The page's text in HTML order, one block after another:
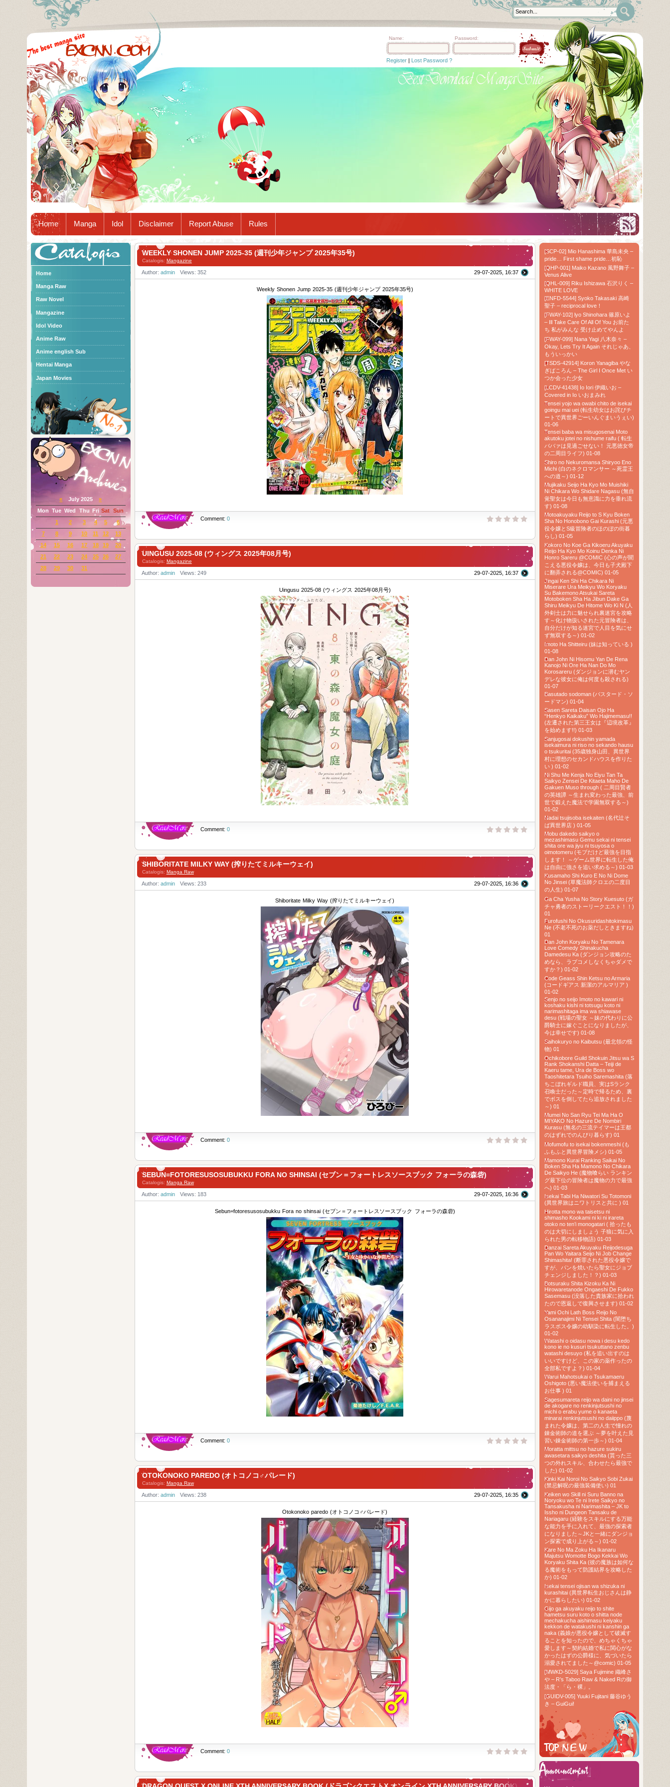
Excnn.com - Manga raw download...
Name: Password:
Register | Lost Password ?
Home Manga Idol Disclaimer Report Abuse Rules
WEEKLY SHONEN JUMP 2025-35 (週刊少年ジャンプ 2025年35号)
Catalogis: Mangazine
29-07-2025, 16:37
Author: admin Views: 352
Weekly Shonen Jump 2025-35 (週刊少年ジャンプ 2025年35号)
Comment: 0
UINGUSU 2025-08 (ウィングス 2025年08月号)
Catalogis: Mangazine
29-07-2025, 16:37
Author: admin Views: 249
Uingusu 2025-08 (ウィングス 2025年08月号)
Comment: 0
SHIBORITATE MILKY WAY (搾りたてミルキーウェイ)
Catalogis: Manga Raw
29-07-2025, 16:36
Author: admin Views: 233
Shiboritate Milky Way (搾りたてミルキーウェイ)
Comment: 0
SEBUN=FOTORESUSOSUBUKKU FORA NO SHINSAI (セブン＝フォートレスソースブック フォーラの森砦)
Catalogis: Manga Raw
29-07-2025, 16:36
Author: admin Views: 183
Sebun=fotoresusosubukku Fora no shinsai (セブン＝フォートレスソースブック フォーラの森砦)
Comment: 0
OTOKONOKO PAREDO (オトコノコ♂パレード)
Catalogis: Manga Raw
29-07-2025, 16:35
Author: admin Views: 238
Otokonoko paredo (オトコノコ♂パレード)
Comment: 0
[SCP-02] Mio Hanashima 華島未央 –
pride… First shame pride…初恥
[QHP-001] Maiko Kazano 風野舞子 –
Venus Alive
[QHL-009] Riku Ishizawa 石沢りく –
WHITE LOVE
[ENFD-5544] Syoko Takasaki 高崎
聖子 – reciprocal love！
[FWAY-102] lyo Shinohara 篠原いよ
– Ill Take Care Of All Of You お前た
ち 私がみんな 受け止めてやんよ
[FWAY-099] Nana Yagi 八木奈々 –
Okay, Lets Try It Again それじゃあ、
もういっかい
[TSDS-42914] Koron Yanagiba やな
ぎばころん – The Girl I Once Met い
つか会った少女
[LCDV-41438] Io Iori 伊織いお –
Covered in Io いおまみれ
Tensei yojo wa owabi chito de isekai
goingu mai uei (転生幼女はお詫びチ
ートで異世界ごーいんぐまいうぇい)
01-06
Tensei baba wa misugosenai Moto
akutoku jotei no nishume raifu ( 転生
ババァは見過ごせない！ 元悪徳女帝
の二周目ライフ) 01-08
Shiro no Nekuromansa Shiryoo Eno
Michi (白のネクロマンサー ～死霊王
への道～) 01-12
Mujikaku Seijo Ha Kyo Mo Muishiki
Ni Chikara Wo Shidare Nagasu (無自
覚聖女は今日も無意識に力を垂れ流
す) 01-08
Motoakuyaku Reijo to S Kyu Boken
Sha No Honobono Gai Kurashi (元悪
役令嬢とS級冒険者のほのぼの街暮
らし) 01-05
Kokoro No Koe Ga Kikoeru Akuyaku
Reijo Ha Kyo Mo Koinu Denka Ni
Honro Sareru @COMIC (心の声が聞
こえる悪役令嬢は、今日も子犬殿下
に翻弄される@COMIC) 01-05
Jingai Ken Shi Ha Chikara Ni
Miserare Ura Meikyu Wo Koryaku
Su Bakemono Atsukai Sareta
Motoboken Sha Ha Jibun Dake Ga
Shiru Meikyu De Hitome Wo Ki N (人
外剣士は力に魅せられ裏迷宮を攻略
す～化け物扱いされた元冒険者は、
自分だけが知る迷宮で人目を気にせ
ず無双する～) 01-02
Imoto Ha Shitteiru (妹は知っている )
01-08
Dan John Ni Hisomu Yan De Rena
Kanojo Ni Ore Ha Nan Do Mo
Korosareru (ダンジョンに潜むヤン
デレな彼女に俺は何度も殺される)
01-07
Basutado sodoman (バスタード・ソ
ードマン) 01-04
Sasen Sareta Daisan Ojo Ha
“Henkyo Kaikaku” Wo Hajimemasu!!
(左遷された第三王女は『辺境改革』
を始めます!!) 01-03
Sanjugosai dokushin yamada
isekaimura ni riso no sekando hausu
o tsukuritai (35歳独身山田、異世界
村に理想のセカンドハウスを作りた
い ) 01-02
Ni Shu Me Kenja No Eiyu Tan Ta
Saikyo Zensei De Kitaeta Maho De
Gakuen Muso through ( 二周目賢者
の英雄譚 ～生まれ変わった最強、前
世で鍛えた魔法で学園無双する～)
01-02
Nadai tsujisoba isekaiten (名代辻そ
ば異世界店 ) 01-05
Mobu dakedo saikyo o
mezashimasu Gemu sekai ni tensei
shita ore wa jiyu ni tsuyosa o
oimotomeru (モブだけど最強を目指
します！ ～ゲーム世界に転生した俺
は自由に強さを追い求める～) 01-03
Kusamaho Shi Kuro E No Ni Dome
No Jinsei (草魔法師クロエの二度目
の人生) 01-07
Ga Cha Yusha No Story Kuesuto (ガ
チャ勇者のストーリークエスト！！)
01
Furofushi No Okusuridashitokimasu
Ne (不老不死のお薬だしときますね)
01
Dan John Koryaku No Tamenara
Love Comedy Shinakucha
Damedesu Ka (ダンジョン攻略のた
めなら、ラブコメしなくちゃダメで
すか？) 01-02
Code Geass Shin Ketsu no Armaria
(コードギアス 新潔のアルマリア )
01-02
Senjo no seijo Imoto no kawari ni
koshaku kishi ni totsugu koto ni
narimashitaga ima wa shiawase
desu (戦場の聖女 ～妹の代わりに公
爵騎士に嫁ぐことになりましたが、
今は幸せです) 01-08
Saihokuryo no Kaibutsu (最北領の怪
物) 01
Ochikobore Guild Shokuin Jitsu wa S
Rank Shokanshi Datta – Teiji de
Kaeru tame, Ura de Boss wo
Taoshitetara Tsuiho Saremashita (落
ちこぼれギルド職員、実はSランク
召喚士だった～定時で帰るため、裏
でボスを倒してたら追放されました
～) 01
Mumei No San Ryu Tei Ma Ha O
MIYAKO No Hazure De Nombiri
Kurasu (無名の三流テイマーは王都
のはずれでのんびり暮らす) 01
Mofumofu to isekai bokenmeshi (も
ふもふと異世界冒険メシ) 01-05
Mamono Kurai Ranking Saikai No
Boken Sha Ha Mamono No Chikara
De Saikyo He (魔物喰らい ランキン
グ最下位の冒険者は魔物の力で最強
へ) 01-03
Isekai Tabi Ha Niwatori Su Totomoni
(異世界旅はニワトリスと共に ) 01
Hirotta mono wa taisetsu ni
shimasho Kookami ni ki ni irareta
otoko no ten’i monogatari ( 拾ったも
のは大切にしましょう 子狼に気に入
られた男の転移物語) 01-03
Danzai Sareta Akuyaku Reijodesuga
Pan Wo Yaitara Seijo Ni Job Change
Shimashita! (断罪された悪役令嬢で
すが、パンを焼いたら聖女にジョブ
チェンジしました！？) 01-03
Botsuraku Shita Kizoku Ka Ni
Hirowaretanode Ongaeshi De Fukko
Sasemasu (没落した貴族家に拾われ
たので恩返しで復興させます) 01-02
Yami Ochi Lath Boss Reijo No
Osananajimi Ni Tensei Shita (闇堕ち
ラスボス令嬢の幼馴染に転生した。)
01-02
Watashi o oidasu nowa i desu kedo
kono ie no kusuri tsukuttano zenbu
watashi desuyo (私を追い出すのは
いいですけど、この家の薬作ったの
全部私ですよ？) 01-04
Warui Mahotsukai o Tsukamaeru
Oshigoto (悪い魔法使いを捕まえる
お仕事 ) 01
Sagesumareta reijo wa daini no jinsei
de akogare no renkinjutsushi no
michi o erabu yume o kanaeta
minarai renkinjutsushi no daiippo (蔑
まれた令嬢は、第二の人生で憧れの
錬金術師の道を選ぶ ～夢を叶えた見
習い錬金術師の第一歩～) 01-04
Moratta mittsu no hazure sukiru
awasetara saikyo deshita (貰った三
つの外れスキル、合わせたら最強で
した) 01-02
Kinki Kai Noroi No Saikyo Sobi Zukai
(禁忌解呪の最強装備使い) 01
Keiken wo Skill ni Suru Banno na
Noryoku wo Te ni Irete Saikyo no
Tansakusha ni Narimashita – JK to
Issho ni Dungeon Tansaku de
Nariagaru (経験をスキルにする万能
な能力を手に入れて、最強の探索者
になりました～JKと一緒にダンジョ
ン探索で成り上がる～) 01-02
Kare No Ma Zoku Ha Ikanaru
Majutsu Womotte Bogo Kekkai Wo
Koryaku Shita Ka (彼の魔族は如何な
る魔術をもって防護結界を攻略した
か) 01-02
Isekai tensei ojisan wa shizuka ni
kurashitai (異世界転生おじさんは静
かに暮らしたい) 01-02
Gijo ga akuyaku reijo to shite
hametsu suru koto o shitta node
mechakucha aishimasu keiyaku
kekkon de watakushi ni kanshin ga
naka (義娘が悪役令嬢として破滅す
ることを知ったので、めちゃくちゃ
愛します～契約結婚で私に関心がな
かったはずの公爵様に、気づいたら
溺愛されてました～@comic) 01-05
[MWKD-5029] Saya Fujimine 織峰さ
や – R’s Taboo Raw & Naked Rの御
法度・「ら・裸」。
[GUIDV-005] Yuuki Fujitani 藤谷ゆう
き – GuiGui!
Catalogis
Home
Manga Raw
Raw Novel
Mangazine
Idol Video
Anime Raw
Anime english Sub
Hentai Manga
Japan Movies
« July 2025»
Mon
Tue Wed Thu Fri Sat Sun
1
2 3 4 5
6
7
8 9 10 11 12
13
14
15 16 17 18 19
20
21
22 23 24 25 26
27
28
29 30 31